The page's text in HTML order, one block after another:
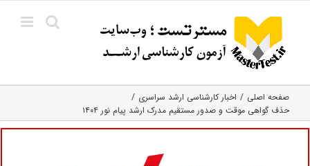
content
صفحه اصلی
اخبار کارشناسی ارشد سراسری
حذف گواهی موقت و صدور مستقیم مدرک ارشد پیام نور ۱۴۰۴